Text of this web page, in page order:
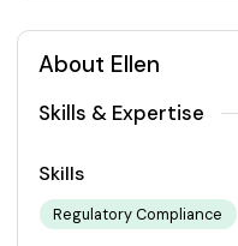
About Ellen
Skills & Expertise
Skills
Regulatory Compliance